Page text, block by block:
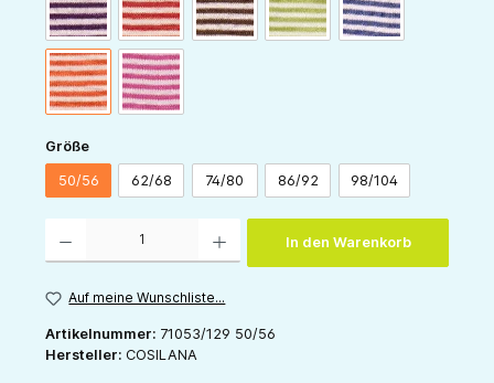
pflaume-naturrot-natur schoko-naturgrün-naturmarine-natur
orange-naturpink-natur
Größeauswählen
50/56 62/68 74/80 86/92 98/104
In den Warenkorb
Auf meine Wunschliste...
Artikelnummer: 71053/129 50/56
Hersteller: COSILANA